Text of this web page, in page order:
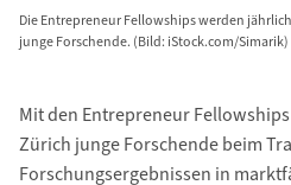
Die Entrepreneur Fellowships werden
junge Forschende. (Bild: iStock.com/Simarik)
Mit den Entrepreneur
Zürich junge Forschende beim
Forschungsergebnissen in